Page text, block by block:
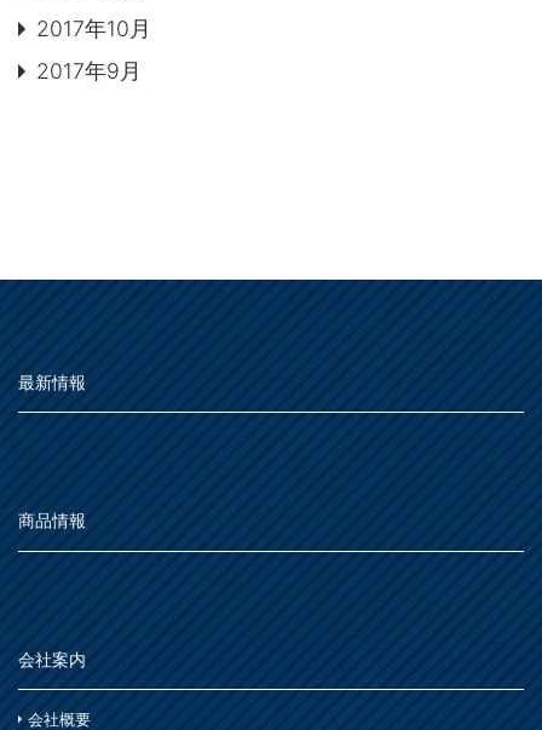
2017年10月
2017年9月
最新情報
商品情報
会社案内
会社概要